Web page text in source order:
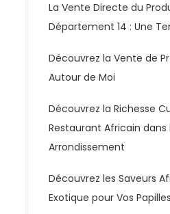
La Vente Directe du
Département 14 : Une
Découvrez la Vente de
Autour de Moi
Découvrez la Richesse
Restaurant Africain dans
Arrondissement
Découvrez les Saveurs
Exotique pour Vos Papilles